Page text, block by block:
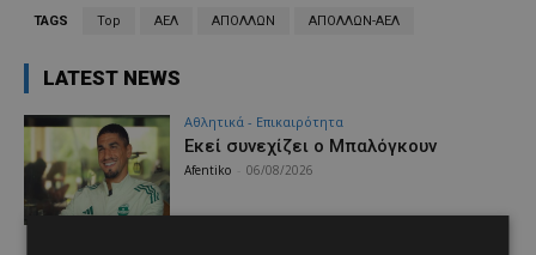
TAGS Top ΑΕΛ ΑΠΟΛΛΩΝ ΑΠΟΛΛΩΝ-ΑΕΛ
LATEST NEWS
Αθλητικά - Επικαιρότητα
Εκεί συνεχίζει ο Μπαλόγκουν
Afentiko 06/08/2026